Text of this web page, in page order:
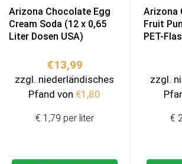
Arizona Chocolate Egg
Cream Soda (12 x 0,65
Liter Dosen USA)
€13,99
zzgl. niederländisches
Pfand von €1,80
€ 1,79 per liter
Arizona
Fruit
PET-
zzgl.
€